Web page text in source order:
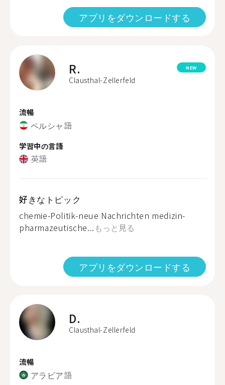
アプリをダウンロードする
R.
Clausthal-Zellerfeld
NEW
流暢
ペルシャ語
学習中の言語
英語
好きなトピック
chemie-Politik-neue Nachrichten medizin-
pharmazeutische... もっと見る
アプリをダウンロードする
D.
Clausthal-Zellerfeld
流暢
アラビア語